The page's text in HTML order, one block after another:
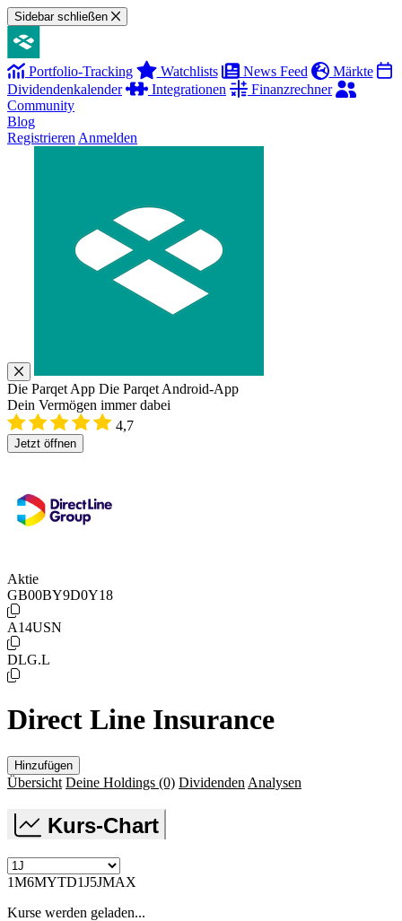
Sidebar schließen
Portfolio-Tracking Watchlists News Feed
Märkte
Dividendenkalender
Integrationen
Finanzrechner
Community
Blog
Registrieren Anmelden
Die Parqet App Die Parqet Android-App
Dein Vermögen immer dabei
4,7
Jetzt öffnen
Aktie
GB00BY9D0Y18
A14USN
DLG.L
Direct Line Insurance
Hinzufügen
Übersicht Deine Holdings (0) Dividenden Analysen
Kurs-Chart
1M6MYTD1J5JMAX
Kurse werden geladen...